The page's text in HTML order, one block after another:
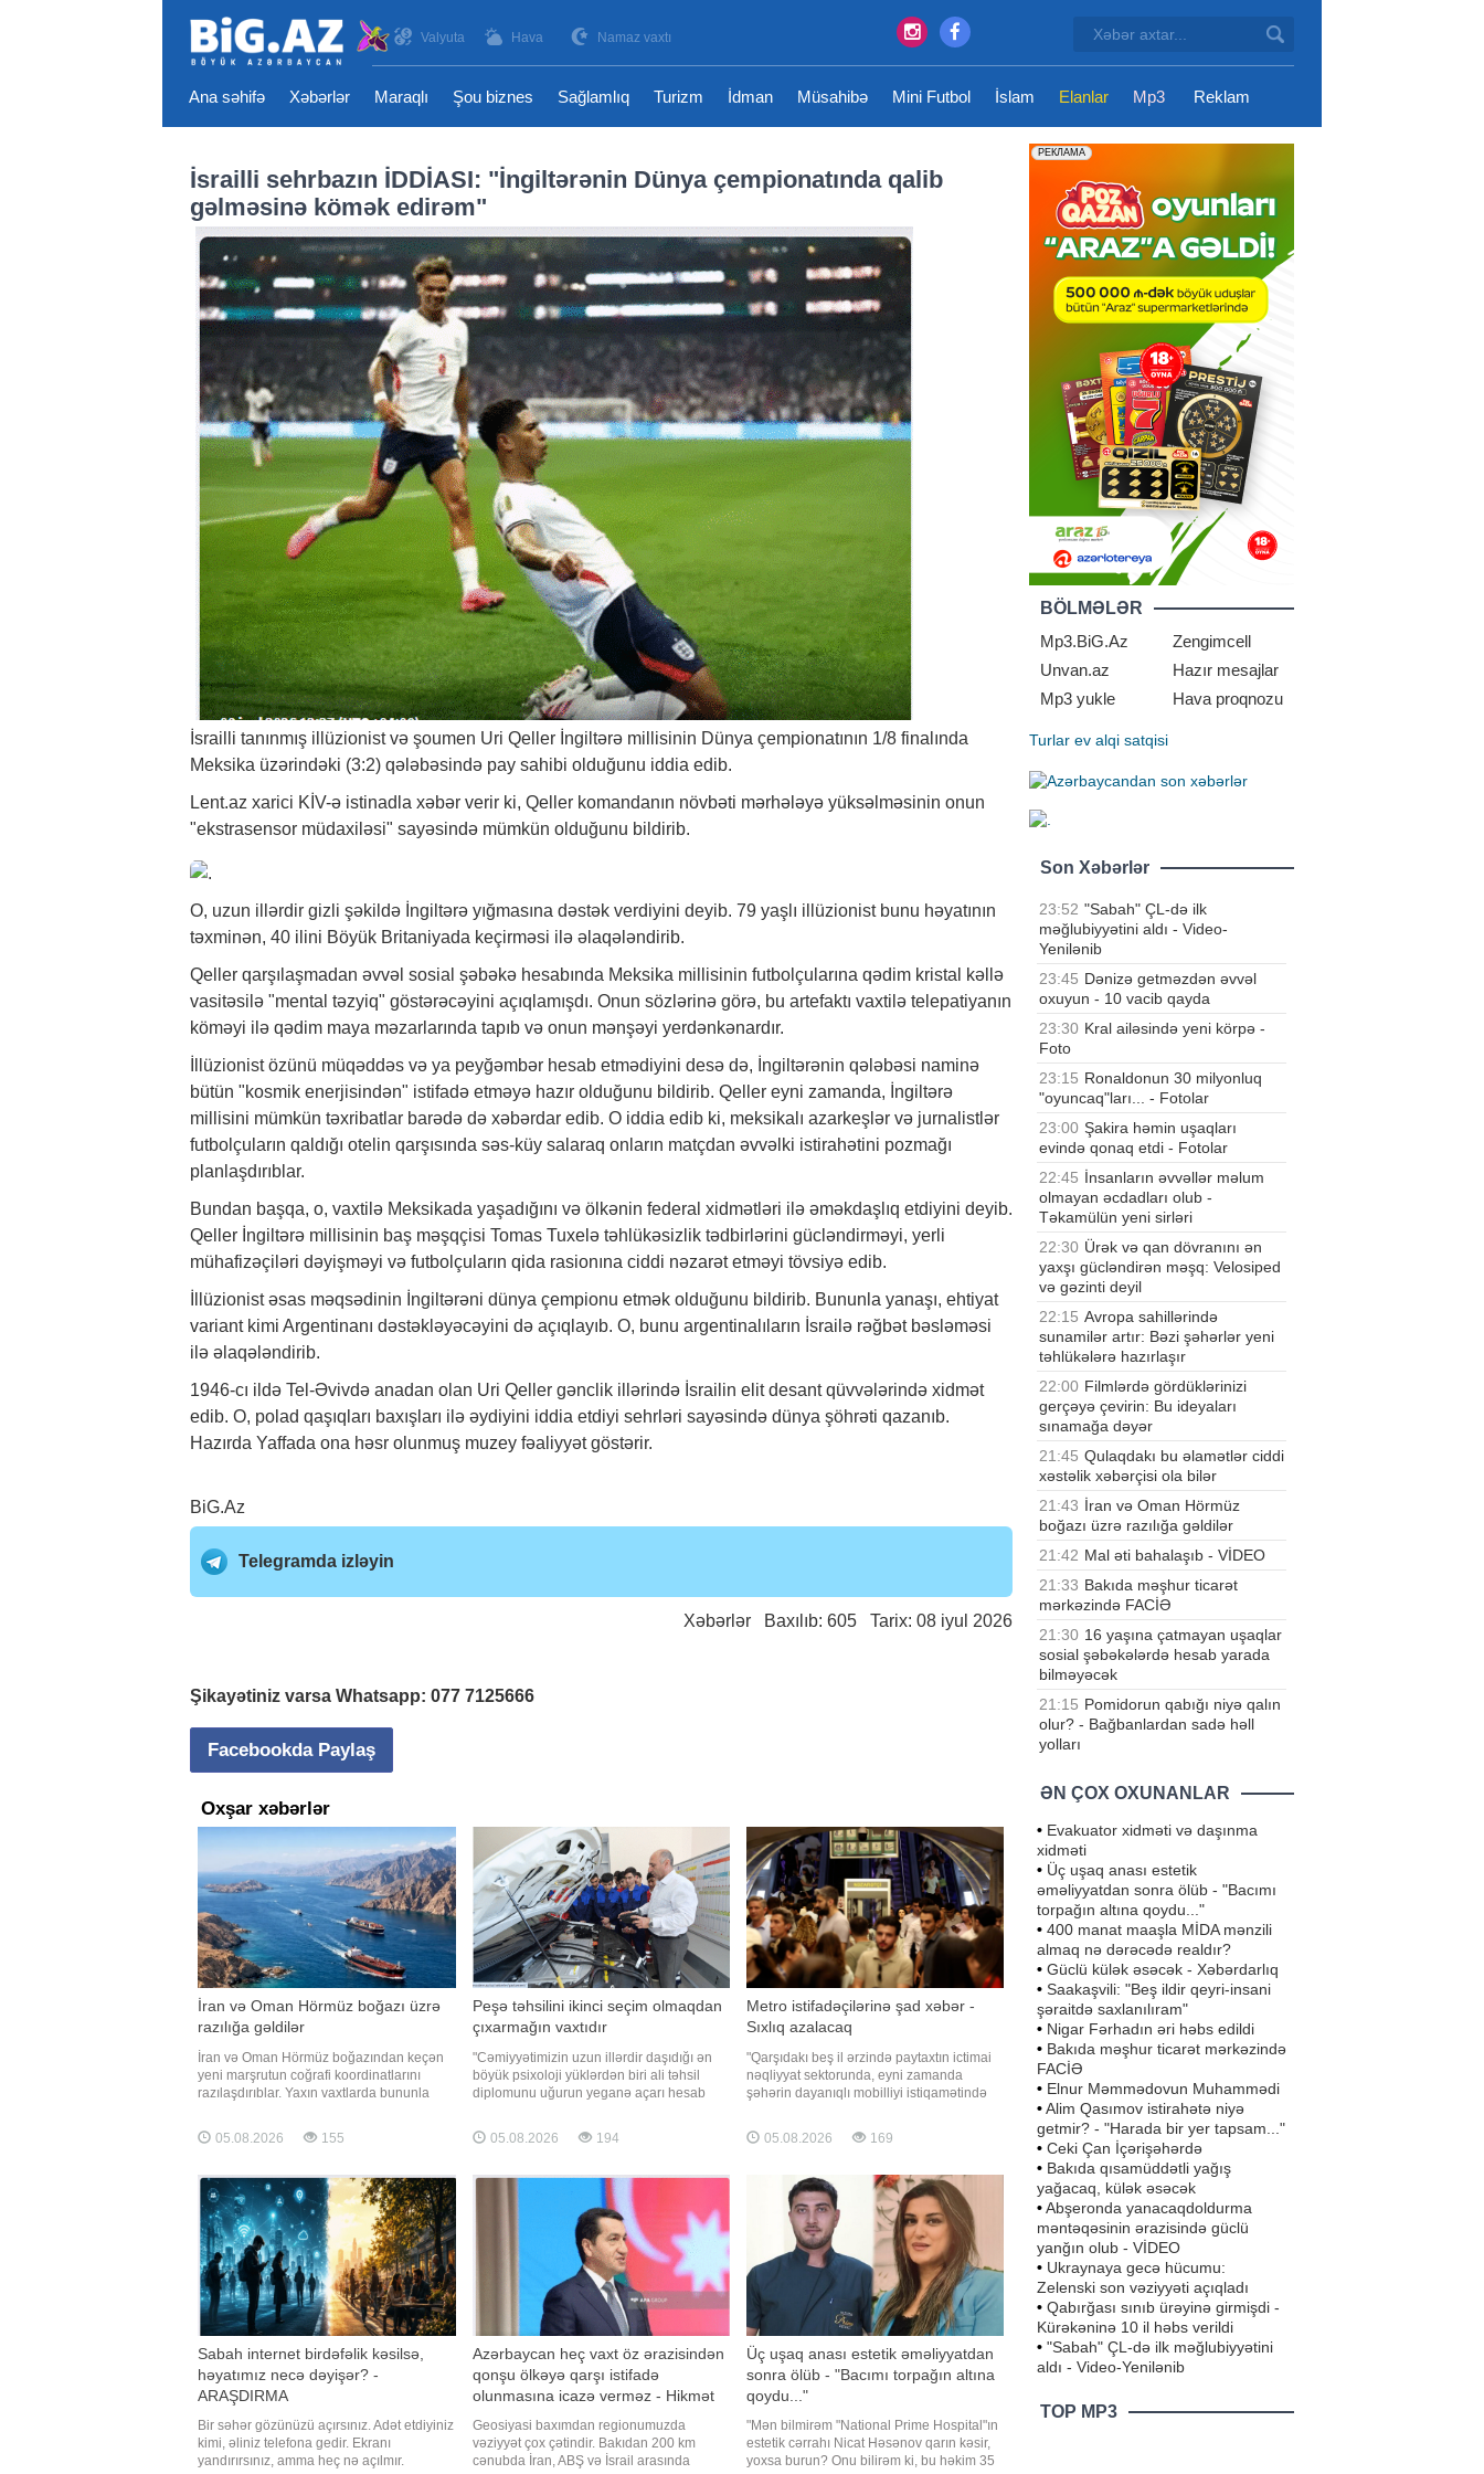
Valyuta Hava Namaz vaxtı
Ana səhifə Xəbərlər Maraqlı Şou biznes Sağlamlıq Turizm İdman Müsahibə Mini Futbol İslam Elanlar Mp3 Reklam
İsrailli sehrbazın İDDİASI: "İngiltərənin Dünya çempionatında qalib
gəlməsinə kömək edirəm"
İsrailli tanınmış illüzionist və şoumen Uri Qeller İngiltərə millisinin Dünya çempionatının 1/8 finalında
Meksika üzərindəki (3:2) qələbəsində pay sahibi olduğunu iddia edib.
Lent.az xarici KİV-ə istinadla xəbər verir ki, Qeller komandanın növbəti mərhələyə yüksəlməsinin onun
"ekstrasensor müdaxiləsi" sayəsində mümkün olduğunu bildirib.
O, uzun illərdir gizli şəkildə İngiltərə yığmasına dəstək verdiyini deyib. 79 yaşlı illüzionist bunu həyatının
təxminən, 40 ilini Böyük Britaniyada keçirməsi ilə əlaqələndirib.
Qeller qarşılaşmadan əvvəl sosial şəbəkə hesabında Meksika millisinin futbolçularına qədim kristal kəllə
vasitəsilə "mental təzyiq" göstərəcəyini açıqlamışdı. Onun sözlərinə görə, bu artefaktı vaxtilə telepatiyanın
köməyi ilə qədim maya məzarlarında tapıb və onun mənşəyi yerdənkənardır.
İllüzionist özünü müqəddəs və ya peyğəmbər hesab etmədiyini desə də, İngiltərənin qələbəsi naminə
bütün "kosmik enerjisindən" istifadə etməyə hazır olduğunu bildirib. Qeller eyni zamanda, İngiltərə
millisini mümkün təxribatlar barədə də xəbərdar edib. O iddia edib ki, meksikalı azarkeşlər və jurnalistlər
futbolçuların qaldığı otelin qarşısında səs-küy salaraq onların matçdan əvvəlki istirahətini pozmağı
planlaşdırıblar.
Bundan başqa, o, vaxtilə Meksikada yaşadığını və ölkənin federal xidmətləri ilə əməkdaşlıq etdiyini deyib.
Qeller İngiltərə millisinin baş məşqçisi Tomas Tuxelə təhlükəsizlik tədbirlərini gücləndirməyi, yerli
mühafizəçiləri dəyişməyi və futbolçuların qida rasionına ciddi nəzarət etməyi tövsiyə edib.
İllüzionist əsas məqsədinin İngiltərəni dünya çempionu etmək olduğunu bildirib. Bununla yanaşı, ehtiyat
variant kimi Argentinanı dəstəkləyəcəyini də açıqlayıb. O, bunu argentinalıların İsrailə rəğbət bəsləməsi
ilə əlaqələndirib.
1946-cı ildə Tel-Əvivdə anadan olan Uri Qeller gənclik illərində İsrailin elit desant qüvvələrində xidmət
edib. O, polad qaşıqları baxışları ilə əydiyini iddia etdiyi sehrləri sayəsində dünya şöhrəti qazanıb.
Hazırda Yaffada ona həsr olunmuş muzey fəaliyyət göstərir.
BiG.Az
Telegramda izləyin
Xəbərlər Baxılıb: 605 Tarix: 08 iyul 2026
Şikayətiniz varsa Whatsapp: 077 7125666
Facebookda Paylaş
Oxşar xəbərlər
İran və Oman Hörmüz boğazı üzrə
razılığa gəldilər
İran və Oman Hörmüz boğazından keçən
yeni marşrutun coğrafi koordinatlarını
razılaşdırıblar. Yaxın vaxtlarda bununla
a istinadən xəbər verir ki, bu barədə İran
Xarici İşlər Nazirliyinin nümayəndəsi
keçirdiy
05.08.2026 155
Peşə təhsilini ikinci seçim olmaqdan
çıxarmağın vaxtıdır
"Cəmiyyətimizin uzun illərdir daşıdığı ən
böyük psixoloji yüklərdən biri ali təhsil
diplomunu uğurun yeganə açarı hesab
yoxdur" düşüncəsi minlərlə gəncin real
bacarıq və potensialını kölgədə qoymaqla
05.08.2026 194
Metro istifadəçilərinə şad xəbər -
Sıxlıq azalacaq
"Qarşıdakı beş il ərzində paytaxtın ictimai
nəqliyyat sektorunda, eyni zamanda
şəhərin dayanıqlı mobilliyi istiqamətində
"Qafqazinfo" xəbər verir ki, "Bakı
Metropoliteni"nin mətbuat xidmətinin
açıqlamasınd
05.08.2026 169
Sabah internet birdəfəlik kəsilsə,
həyatımız necə dəyişər? -
ARAŞDIRMA
Bir səhər gözünüzü açırsınız. Adət etdiyiniz
kimi, əliniz telefona gedir. Ekranı
yandırırsınız, amma heç nə açılmır.
Azərbaycan heç vaxt öz ərazisindən
qonşu ölkəyə qarşı istifadə
olunmasına icazə verməz - Hikmət
Hacıyev
Geosiyasi baxımdan regionumuzda
vəziyyət çox çətindir. Bakıdan 200 km
cənubda İran, ABŞ və İsrail arasında
Üç uşaq anası estetik əməliyyatdan
sonra ölüb - "Bacımı torpağın altına
qoydu..."
"Mən bilmirəm "National Prime Hospital"ın
estetik cərrahı Nicat Həsənov qarın kəsir,
yoxsa burun? Onu bilirəm ki, bu həkim 35
BÖLMƏLƏR
Mp3.BiG.Az
Zengimcell
Unvan.az
Hazır mesajlar
Mp3 yukle
Hava proqnozu
Turlar ev alqi satqisi
Son Xəbərlər
23:52 "Sabah" ÇL-də ilk
məğlubiyyətini aldı - Video-
Yenilənib
23:45 Dənizə getməzdən əvvəl
oxuyun - 10 vacib qayda
23:30 Kral ailəsində yeni körpə -
Foto
23:15 Ronaldonun 30 milyonluq
"oyuncaq"ları... - Fotolar
23:00 Şakira həmin uşaqları
evində qonaq etdi - Fotolar
22:45 İnsanların əvvəllər məlum
olmayan əcdadları olub -
Təkamülün yeni sirləri
22:30 Ürək və qan dövranını ən
yaxşı gücləndirən məşq: Velosiped
və gəzinti deyil
22:15 Avropa sahillərində
sunamilər artır: Bəzi şəhərlər yeni
təhlükələrə hazırlaşır
22:00 Filmlərdə gördüklərinizi
gerçəyə çevirin: Bu ideyaları
sınamağa dəyər
21:45 Qulaqdakı bu əlamətlər ciddi
xəstəlik xəbərçisi ola bilər
21:43 İran və Oman Hörmüz
boğazı üzrə razılığa gəldilər
21:42 Mal əti bahalaşıb - VİDEO
21:33 Bakıda məşhur ticarət
mərkəzində FACİƏ
21:30 16 yaşına çatmayan uşaqlar
sosial şəbəkələrdə hesab yarada
bilməyəcək
21:15 Pomidorun qabığı niyə qalın
olur? - Bağbanlardan sadə həll
yolları
ƏN ÇOX OXUNANLAR
• Evakuator xidməti və daşınma
xidməti
• Üç uşaq anası estetik
əməliyyatdan sonra ölüb - "Bacımı
torpağın altına qoydu..."
• 400 manat maaşla MİDA mənzili
almaq nə dərəcədə realdır?
• Güclü külək əsəcək - Xəbərdarlıq
• Saakaşvili: "Beş ildir qeyri-insani
şəraitdə saxlanılıram"
• Nigar Fərhadın əri həbs edildi
• Bakıda məşhur ticarət mərkəzində
FACİƏ
• Elnur Məmmədovun Muhammədi
•Alim Qasımov istirahətə niyə
getmir? - "Harada bir yer tapsam..."
• Ceki Çan İçərişəhərdə
• Bakıda qısamüddətli yağış
yağacaq, külək əsəcək
•Abşeronda yanacaqdoldurma
məntəqəsinin ərazisində güclü
yanğın olub - VİDEO
• Ukraynaya gecə hücumu:
Zelenski son vəziyyəti açıqladı
• Qabırğası sınıb ürəyinə girmişdi -
Kürəkəninə 10 il həbs verildi
• "Sabah" ÇL-də ilk məğlubiyyətini
aldı - Video-Yenilənib
TOP MP3